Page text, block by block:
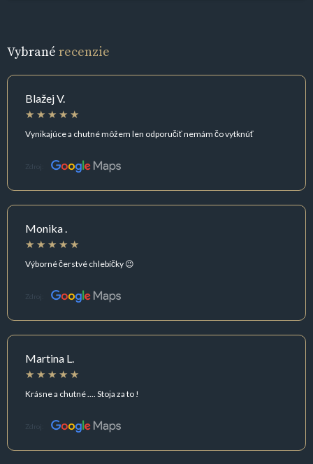
Vybrané recenzie
Blažej V.
Vynikajúce a chutné môžem len odporučiť nemám čo vytknúť
Zdroj:
Monika .
Výborné čerstvé chlebíčky 😉
Zdroj:
Martina L.
Krásne a chutné .... Stoja za to !
Zdroj: